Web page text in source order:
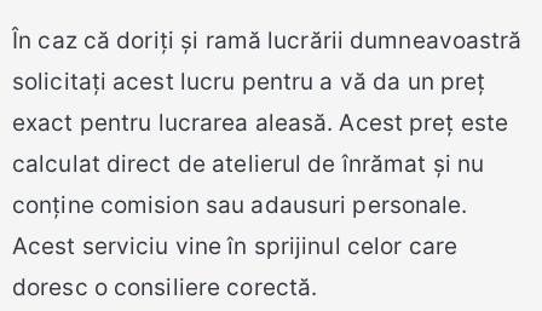
În caz că doriți și ramă lucrării dumneavoastră
solicitați acest lucru pentru a vă da un preț
exact pentru lucrarea aleasă. Acest preț este
calculat direct de atelierul de înrămat și nu
conține comision sau adausuri personale.
Acest serviciu vine în sprijinul celor care
doresc o consiliere corectă.